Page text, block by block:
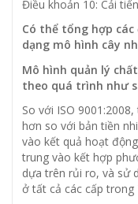
Điều khoản 10: Cải tiến
Có thể tổng hợp các
dạng mô hình cây
Mô hình quản lý
theo quá trình như
So với ISO
hơn so với bản tiền
vào kết quả hoạt
trung vào kết hợp
dựa trên rủi ro, và sử
ở tất cả các cấp trong